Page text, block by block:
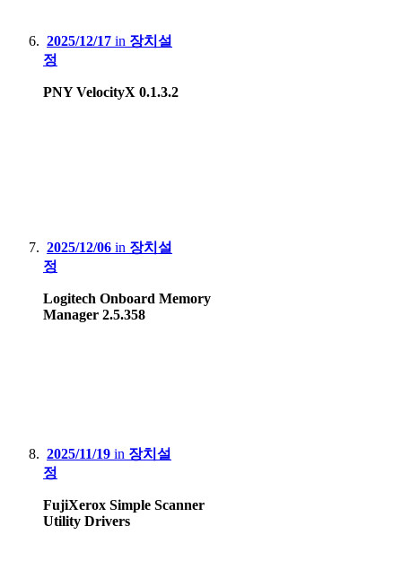
2025/12/17 in 장치설
정
PNY VelocityX 0.1.3.2
2025/12/06 in 장치설
정
Logitech Onboard Memory
Manager 2.5.358
2025/11/19 in 장치설
정
FujiXerox Simple Scanner
Utility Drivers